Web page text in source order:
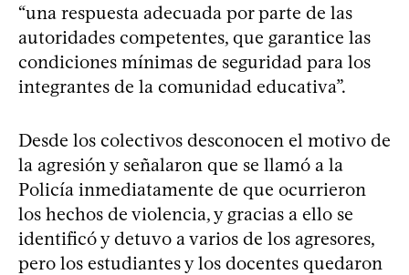
“una respuesta adecuada por parte de las
autoridades competentes, que garantice las
condiciones mínimas de seguridad para los
integrantes de la comunidad educativa”.
Desde los colectivos desconocen el motivo de
la agresión y señalaron que se llamó a la
Policía inmediatamente de que ocurrieron
los hechos de violencia, y gracias a ello se
identificó y detuvo a varios de los agresores,
pero los estudiantes y los docentes quedaron